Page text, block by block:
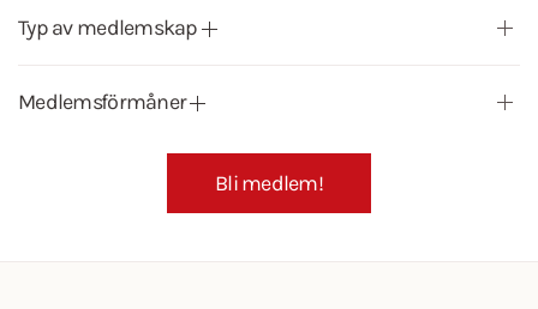
Typ av medlemskap
Medlemsförmåner
Bli medlem!